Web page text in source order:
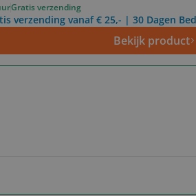
Gratis verzending
verzending vanaf € 25,- | 30 Dagen
Bekijk product